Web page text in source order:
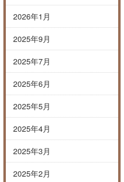
2026年1月
2025年9月
2025年7月
2025年6月
2025年5月
2025年4月
2025年3月
2025年2月